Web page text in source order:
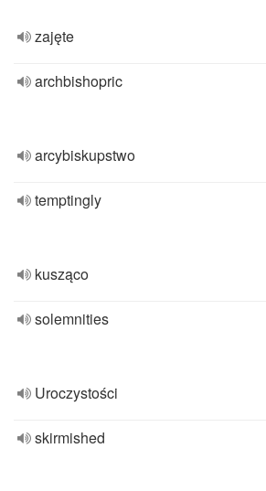
zajęte
archbishopric
arcybiskupstwo
temptingly
kusząco
solemnities
Uroczystości
skirmished